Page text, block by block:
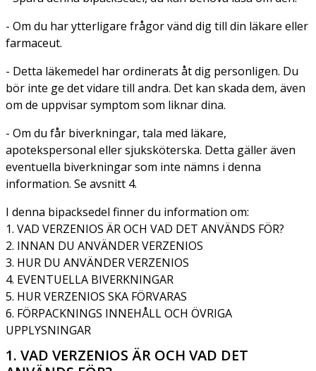
- Om du har ytterligare frågor vänd dig till din läkare eller
farmaceut.
- Detta läkemedel har ordinerats åt dig personligen. Du
bör inte ge det vidare till andra. Det kan skada dem, även
om de uppvisar symptom som liknar dina.
- Om du får biverkningar, tala med läkare,
apotekspersonal eller sjuksköterska. Detta gäller även
eventuella biverkningar som inte nämns i denna
information. Se avsnitt 4.
I denna bipacksedel finner du information om:
1. VAD VERZENIOS ÄR OCH VAD DET ANVÄNDS FÖR?
2. INNAN DU ANVÄNDER VERZENIOS
3. HUR DU ANVÄNDER VERZENIOS
4. EVENTUELLA BIVERKNINGAR
5. HUR VERZENIOS SKA FÖRVARAS
6. FÖRPACKNINGS INNEHÅLL OCH ÖVRIGA
UPPLYSNINGAR
1. VAD VERZENIOS ÄR OCH VAD DET